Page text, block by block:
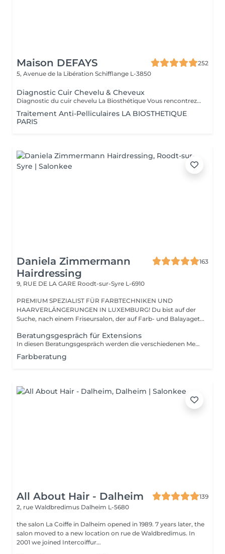
Maison DEFAYS
252
5, Avenue de la Libération Schifflange L-3850
Diagnostic Cuir Chevelu & Cheveux
Diagnostic du cuir chevelu La Biosthétique Vous rencontrez des problèmes au niveau du cuir chevelu ? Cheveux gras, pellicules, démangeaisons ou sécheresse cutanée ? Profitez de notre diagnostic professionnel du cuir chevelu pour identifier les causes et trouver des solutions adaptées à vos besoins. Grâce à une analyse précise, nous vous proposons des recommandations personnalisées pour retrouver un cuir chevelu sain et équilibré. N'hésitez pas à réserver votre rendez-vous dès maintenant
Traitement Anti-Pelliculaires LA BIOSTHETIQUE
PARIS
Daniela Zimmermann
Hairdressing
163
9, RUE DE LA GARE Roodt-sur-Syre L-6910
PREMIUM SPEZIALIST FÜR FARBTECHNIKEN UND
HAARVERLÄNGERUNGEN IN LUXEMBURG! Du bist auf der
Suche, nach einem Friseursalon, der auf Farb- und Balayaget...
Beratungsgespräch für Extensions
In diesen Beratungsgespräch werden die verschiedenen Methoden erklärt und individuell ausgesucht. Wir bestimmen die Farbe und rechnen den genauen Preis.
Farbberatung
All About Hair - Dalheim
139
2, rue Waldbredimus Dalheim L-5680
the salon La Coiffe in Dalheim opened in 1989. 7 years later, the
salon moved to a new location on rue de Waldbredimus. In
2001 we joined Intercoiffur...